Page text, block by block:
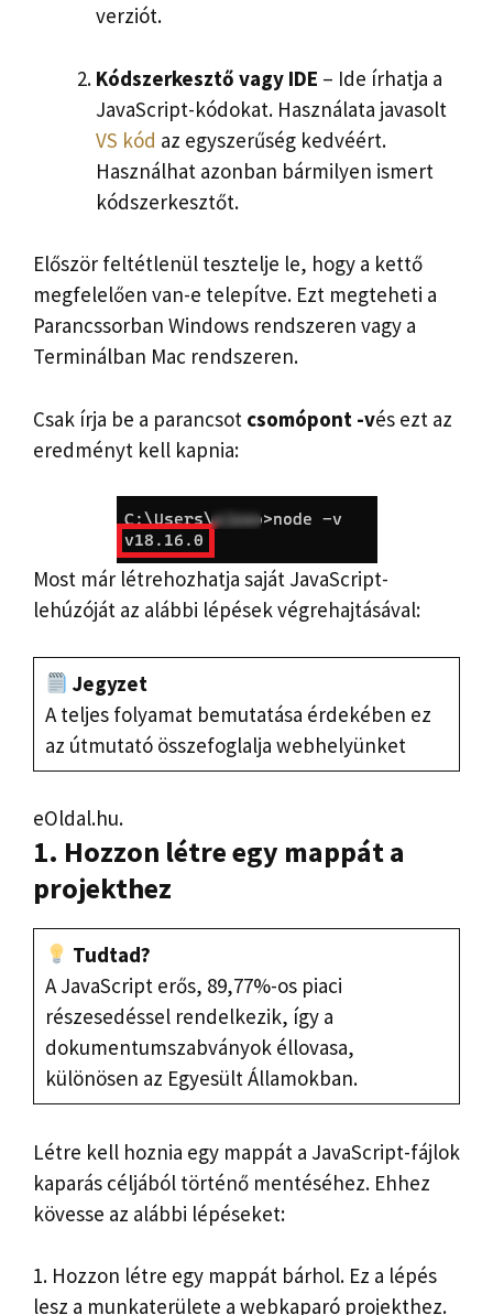
verziót.
Kódszerkesztő vagy IDE – Ide írhatja a
JavaScript-kódokat. Használata javasolt
VS kód az egyszerűség kedvéért.
Használhat azonban bármilyen ismert
kódszerkesztőt.
Először feltétlenül tesztelje le, hogy a kettő
megfelelően van-e telepítve. Ezt megteheti a
Parancssorban Windows rendszeren vagy a
Terminálban Mac rendszeren.
Csak írja be a parancsot csomópont -vés ezt az
eredményt kell kapnia:
Most már létrehozhatja saját JavaScript-
lehúzóját az alábbi lépések végrehajtásával:
Jegyzet
A teljes folyamat bemutatása érdekében ez
az útmutató összefoglalja webhelyünket
eOldal.hu.
1. Hozzon létre egy mappát a
projekthez
Tudtad?
A JavaScript erős, 89,77%-os piaci
részesedéssel rendelkezik, így a
dokumentumszabványok éllovasa,
különösen az Egyesült Államokban.
Létre kell hoznia egy mappát a JavaScript-fájlok
kaparás céljából történő mentéséhez. Ehhez
kövesse az alábbi lépéseket:
1. Hozzon létre egy mappát bárhol. Ez a lépés
lesz a munkaterülete a webkaparó projekthez.